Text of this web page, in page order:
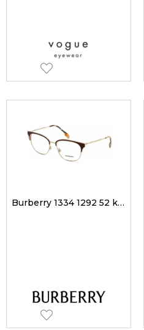
Burberry 1334 1292 52 kadın Optik Gözlükler